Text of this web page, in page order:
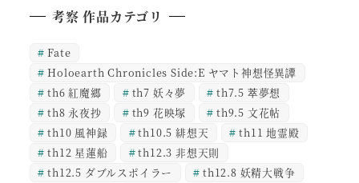
考察 作品カテゴリ
Fate
Holoearth Chronicles Side:E ヤマト神想怪異譚
th6 紅魔郷
th7 妖々夢
th7.5 萃夢想
th8 永夜抄
th9 花映塚
th9.5 文花帖
th10 風神録
th10.5 緋想天
th11 地霊殿
th12 星蓮船
th12.3 非想天則
th12.5 ダブルスポイラー
th12.8 妖精大戦争